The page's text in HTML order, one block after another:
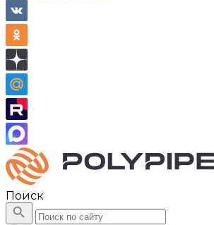
Поиск